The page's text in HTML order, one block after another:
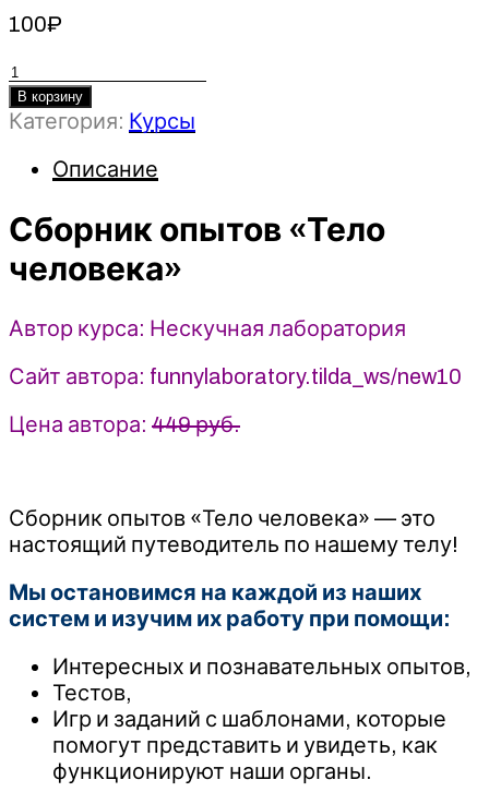
100₽
Количество
товара
Сборник
«Тело
(2025)
Нескучная
лаборатория
В корзину
Категория: Курсы
Описание
Сборник опытов «Тело
человека»
Автор курса: Нескучная лаборатория
Сайт автора: funnylaboratory.tilda_ws/new10
Цена автора: 449 руб.
Сборник опытов «Тело человека» — это
настоящий путеводитель по нашему телу!
Мы остановимся на каждой из наших
систем и изучим их работу при помощи:
Интересных и познавательных опытов,
Тестов,
Игр и заданий с шаблонами, которые
помогут представить и увидеть, как
функционируют наши органы.